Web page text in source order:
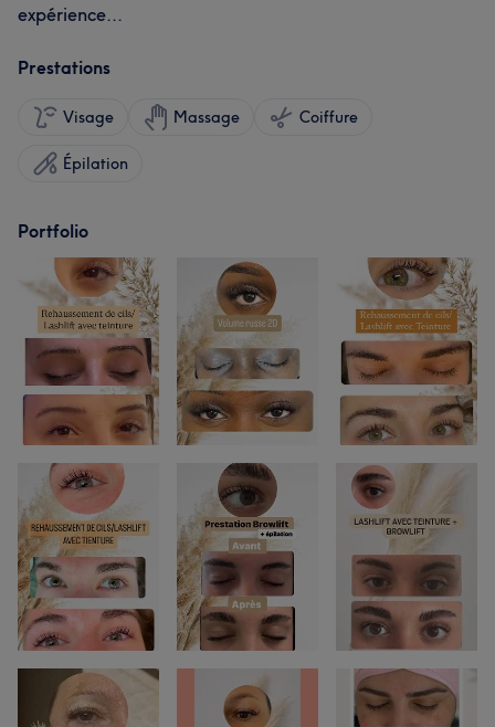
expérience...
Prestations
Visage Massage Coiffure
Épilation
Portfolio